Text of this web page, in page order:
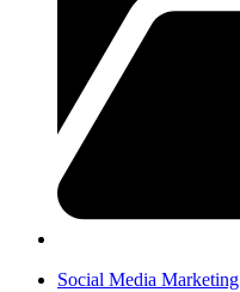
Social Media Marketing